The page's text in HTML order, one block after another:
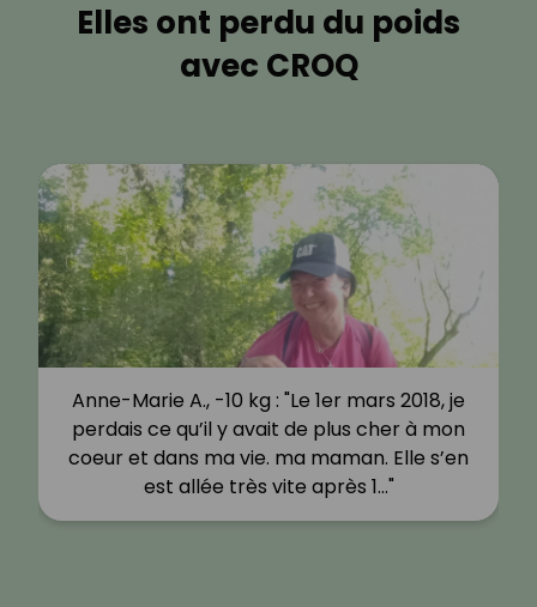
Elles ont perdu du poids
avec CROQ
Anne-Marie A., -10 kg : "Le 1er mars 2018, je
perdais ce qu’il y avait de plus cher à mon
coeur et dans ma vie. ma maman. Elle s’en
est allée très vite après 1…"